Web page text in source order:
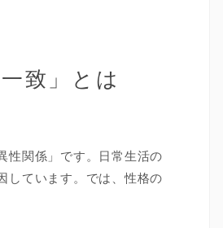
致」とは
性関係」です。日常生活の
しています。では、性格の